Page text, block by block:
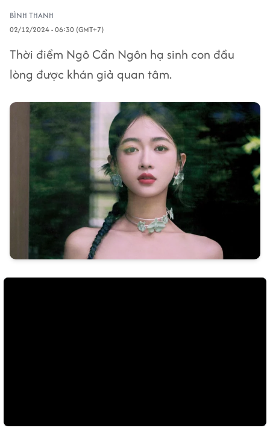
BÌNH THANH
02/12/2024 - 06:30 (GMT+7)
Thời điểm Ngô Cẩn Ngôn hạ sinh con đầu
lòng được khán giả quan tâm.